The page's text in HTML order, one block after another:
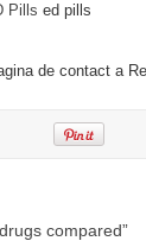
Pills ed pills
de contact a
compared”